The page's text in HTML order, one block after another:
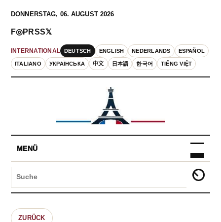
DONNERSTAG, 06. AUGUST 2026
INTERNATIONAL DEUTSCH ENGLISH NEDERLANDS ESPAÑOL
ITALIANO УКРАЇНСЬКА 中文 日本語 한국어 TIẾNG VIỆT
F◎PRSS𝕏
MENÜ
ZURÜCK